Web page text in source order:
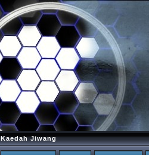
Kaedah Jiwang